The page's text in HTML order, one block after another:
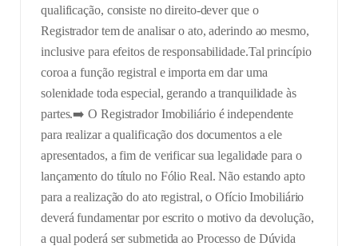
qualificação, consiste no direito-dever que o
Registrador tem de analisar o ato, aderindo ao mesmo,
inclusive para efeitos de responsabilidade.Tal princípio
coroa a função registral e importa em dar uma
solenidade toda especial, gerando a tranquilidade às
partes.➡️ O Registrador Imobiliário é independente
para realizar a qualificação dos documentos a ele
apresentados, a fim de verificar sua legalidade para o
lançamento do título no Fólio Real. Não estando apto
para a realização do ato registral, o Ofício Imobiliário
deverá fundamentar por escrito o motivo da devolução,
a qual poderá ser submetida ao Processo de Dúvida